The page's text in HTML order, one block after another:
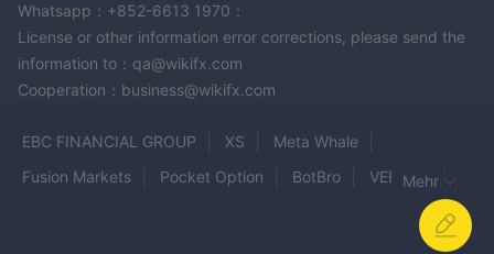
Whatsapp：+852-6613 1970；
License or other information error corrections, please send the
information to：qa@wikifx.com
Cooperation：business@wikifx.com
EBC FINANCIAL GROUP XS
Meta Whale
Fusion Markets
Pocket Option BotBro
VEBSON
NexaMarkets
LEGO MARKET LLC
Mehr